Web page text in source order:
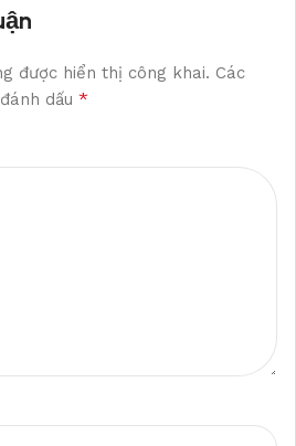
được hiển thị công khai. Các
dấu *